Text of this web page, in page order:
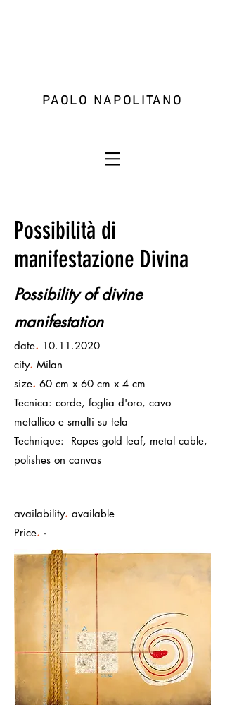
PAOLO NAPOLITANO
Possibilità di
manifestazione Divina
Possibility of divine
manifestation
date. 10.11.2020
city. Milan
size. 60 cm x 60 cm x 4 cm
Tecnica: corde, foglia d'oro, cavo
metallico e smalti su tela
Technique: Ropes gold leaf, metal cable,
polishes on canvas
availability. available
Price. -